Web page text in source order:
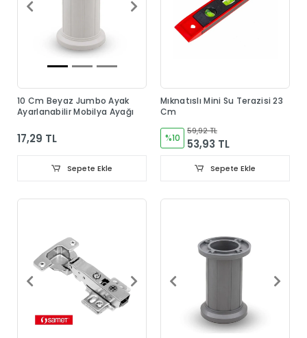
10 Cm Beyaz Jumbo Ayak
Ayarlanabilir Mobilya Ayağı
17,29 TL
Sepete Ekle
Mıknatıslı Mini Su Terazisi 23
Cm
%10
59,92 TL
53,93 TL
Sepete Ekle